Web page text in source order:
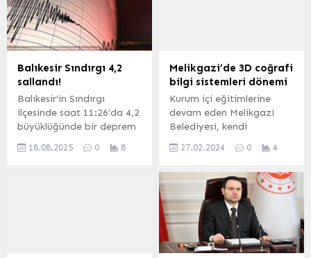
karşılaşılacağı uyarısında
bulundu.
olarak aranan M.K. isimli
şahsı, Tekirdağ’ın Şarköy
ilçesinde yakaladı. Şahsın
yapılan sorgusunda, 3
Aralık 2023 tarihinde...
Balıkesir Sındırgı 4,2
sallandı!
Balıkesir’in Sındırgı
ilçesinde saat 11:26’da 4,2
büyüklüğünde bir deprem
ilçelerden de hissedilen
18.08.2025 0 8
Melikgazi’de 3D coğrafi
bilgi sistemleri dönemi
Kurum içi eğitimlerine
devam eden Melikgazi
Belediyesi, kendi
sistemler sayesinde akıllı
dönüşüm gibi konularda
personele coğrafi bilgi
sistemleri ile ilgili bilgi
verdi hem de konu
hakkındaki yenilikleri
tanıttı. Mehmet UZEL /
27.02.2024 0 4